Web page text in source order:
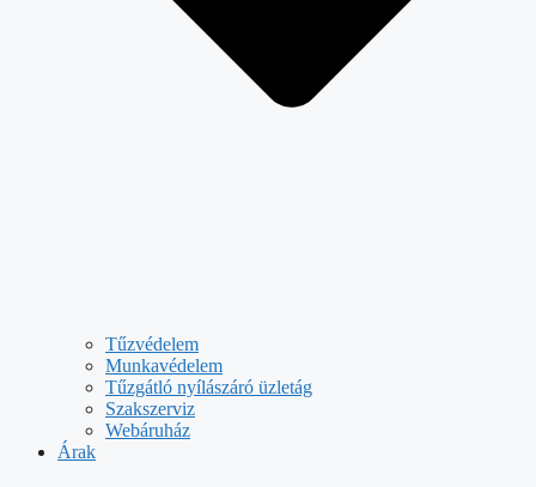
Tűzvédelem
Munkavédelem
Tűzgátló nyílászáró üzletág
Szakszerviz
Webáruház
Árak